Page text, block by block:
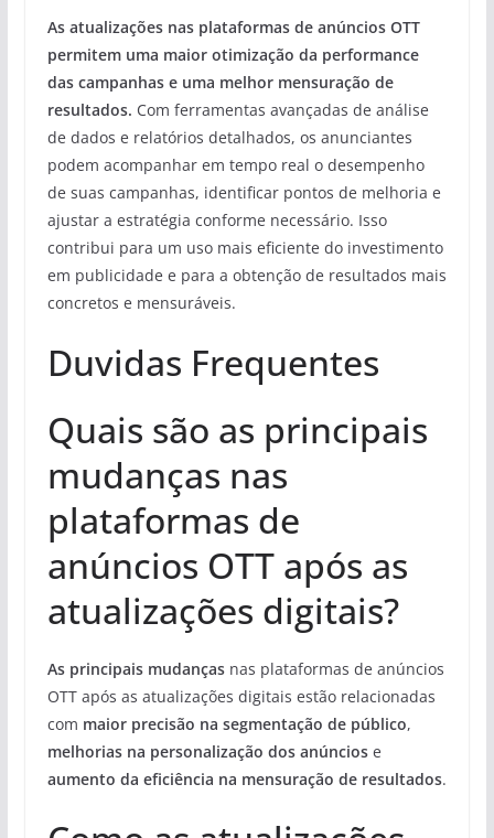
As atualizações nas plataformas de anúncios OTT
permitem uma maior otimização da performance
das campanhas e uma melhor mensuração de
resultados. Com ferramentas avançadas de análise
de dados e relatórios detalhados, os anunciantes
podem acompanhar em tempo real o desempenho
de suas campanhas, identificar pontos de melhoria e
ajustar a estratégia conforme necessário. Isso
contribui para um uso mais eficiente do investimento
em publicidade e para a obtenção de resultados mais
concretos e mensuráveis.
Duvidas Frequentes
Quais são as principais
mudanças nas
plataformas de
anúncios OTT após as
atualizações digitais?
As principais mudançasnas plataformas de anúncios
OTT após as atualizações digitais estão relacionadas
com maior precisão na segmentação de público,
melhorias na personalização dos anúnciose
aumento da eficiência na mensuração de resultados.